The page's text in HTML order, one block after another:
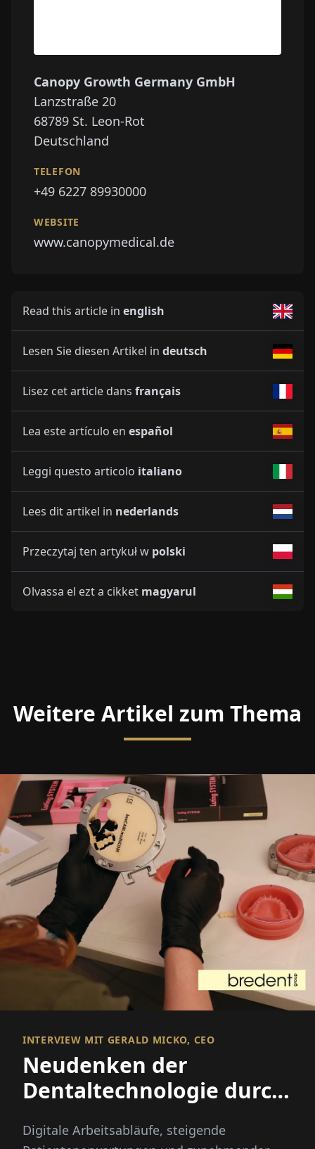
Canopy Growth Germany GmbH
Lanzstraße 20
68789 St. Leon-Rot
Deutschland
TELEFON
+49 6227 89930000
WEBSITE
www.canopymedical.de
Read this article in english
Lesen Sie diesen Artikel in deutsch
Lisez cet article dans français
Lea este artículo en español
Leggi questo articolo italiano
Lees dit artikel in nederlands
Przeczytaj ten artykuł w polski
Olvassa el ezt a cikket magyarul
Weitere Artikel zum Thema
INTERVIEW MIT GERALD MICKO, CEO
Neudenken der
Dentaltechnologie durch
Digitale Arbeitsabläufe, steigende